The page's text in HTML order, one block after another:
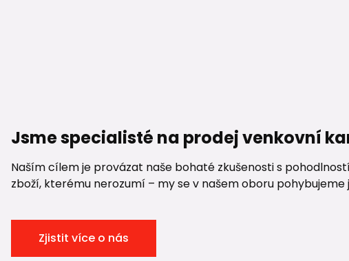
Jsme specialisté na prodej venkovní
Naším cílem je provázat naše bohaté zkušenosti s
zboží, kterému nerozumí – my se v našem oboru
Zjistit více o nás